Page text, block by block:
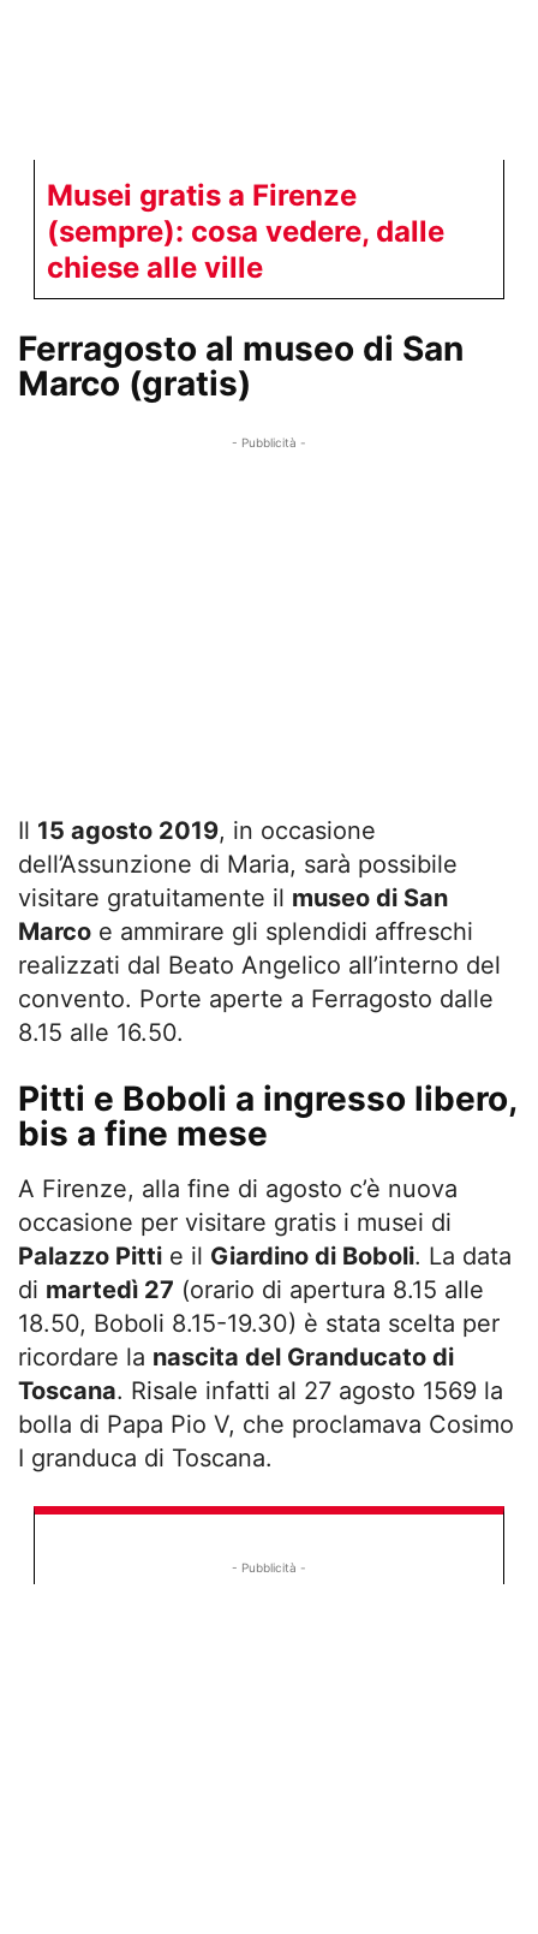
Musei gratis a Firenze
(sempre): cosa vedere, dalle
chiese alle ville
Ferragosto al museo di San
Marco (gratis)
- Pubblicità -
Il 15 agosto 2019, in occasione
dell’Assunzione di Maria, sarà possibile
visitare gratuitamente il museo di San
Marco e ammirare gli splendidi affreschi
realizzati dal Beato Angelico all’interno del
convento. Porte aperte a Ferragosto dalle
8.15 alle 16.50.
Pitti e Boboli a ingresso libero,
bis a fine mese
A Firenze, alla fine di agosto c’è nuova
occasione per visitare gratis i musei di
Palazzo Pitti e il Giardino di Boboli. La data
di martedì 27 (orario di apertura 8.15 alle
18.50, Boboli 8.15-19.30) è stata scelta per
ricordare la nascita del Granducato di
Toscana. Risale infatti al 27 agosto 1569 la
bolla di Papa Pio V, che proclamava Cosimo
I granduca di Toscana.
- Pubblicità -